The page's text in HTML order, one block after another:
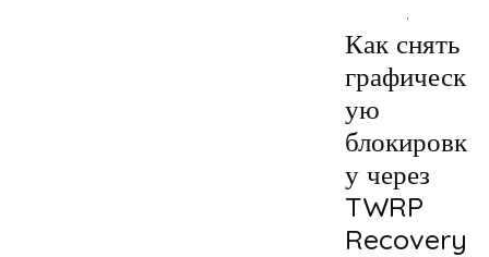
.
Как снять
графическ
ую
блокировк
у через
TWRP
Recovery